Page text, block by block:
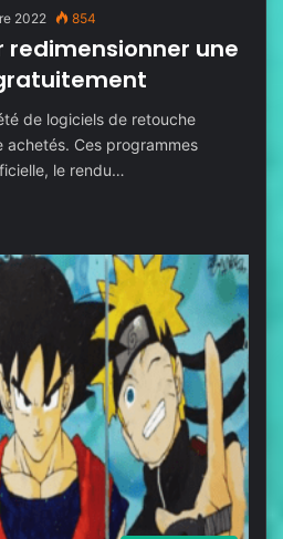
2022 854
redimensionner une
de logiciels de retouche
achetés. Ces programmes
le rendu…